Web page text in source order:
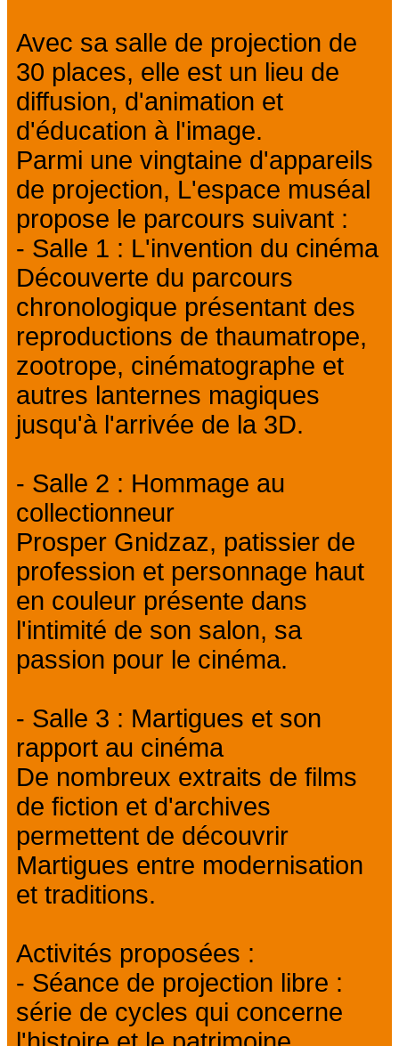
Avec sa salle de projection de
30 places, elle est un lieu de
diffusion, d'animation et
d'éducation à l'image.
Parmi une vingtaine d'appareils
de projection, L'espace muséal
propose le parcours suivant :
- Salle 1 : L'invention du cinéma
Découverte du parcours
chronologique présentant des
reproductions de thaumatrope,
zootrope, cinématographe et
autres lanternes magiques
jusqu'à l'arrivée de la 3D.
- Salle 2 : Hommage au
collectionneur
Prosper Gnidzaz, patissier de
profession et personnage haut
en couleur présente dans
l'intimité de son salon, sa
passion pour le cinéma.
- Salle 3 : Martigues et son
rapport au cinéma
De nombreux extraits de films
de fiction et d'archives
permettent de découvrir
Martigues entre modernisation
et traditions.
Activités proposées :
- Séance de projection libre :
série de cycles qui concerne